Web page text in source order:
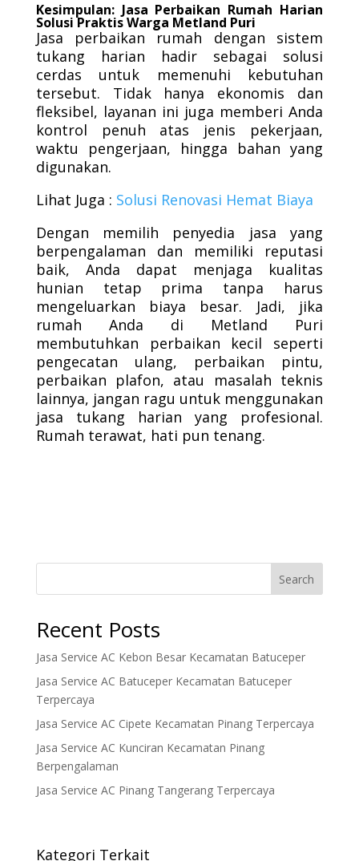
Kesimpulan: Jasa Perbaikan Rumah Harian
Solusi Praktis Warga Metland Puri
Jasa perbaikan rumah dengan sistem
tukang harian hadir sebagai solusi
cerdas untuk memenuhi kebutuhan
tersebut. Tidak hanya ekonomis dan
fleksibel, layanan ini juga memberi Anda
kontrol penuh atas jenis pekerjaan,
waktu pengerjaan, hingga bahan yang
digunakan.
Lihat Juga : Solusi Renovasi Hemat Biaya
Dengan memilih penyedia jasa yang
berpengalaman dan memiliki reputasi
baik, Anda dapat menjaga kualitas
hunian tetap prima tanpa harus
mengeluarkan biaya besar. Jadi, jika
rumah Anda di Metland Puri
membutuhkan perbaikan kecil seperti
pengecatan ulang, perbaikan pintu,
perbaikan plafon, atau masalah teknis
lainnya, jangan ragu untuk menggunakan
jasa tukang harian yang profesional.
Rumah terawat, hati pun tenang.
Search
Recent Posts
Jasa Service AC Kebon Besar Kecamatan Batuceper
Jasa Service AC Batuceper Kecamatan Batuceper
Terpercaya
Jasa Service AC Cipete Kecamatan Pinang Terpercaya
Jasa Service AC Kunciran Kecamatan Pinang
Berpengalaman
Jasa Service AC Pinang Tangerang Terpercaya
Kategori Terkait